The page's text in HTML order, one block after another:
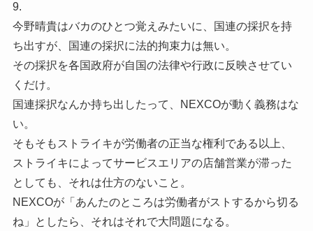
9.
今野晴貴はバカのひとつ覚えみたいに、国連の採択を持
ち出すが、国連の採択に法的拘束力は無い。
その採択を各国政府が自国の法律や行政に反映させてい
くだけ。
国連採択なんか持ち出したって、NEXCOが動く義務はな
い。
そもそもストライキが労働者の正当な権利である以上、
ストライキによってサービスエリアの店舗営業が滞った
としても、それは仕方のないこと。
NEXCOが「あんたのところは労働者がストするから切る
ね」としたら、それはそれで大問題になる。